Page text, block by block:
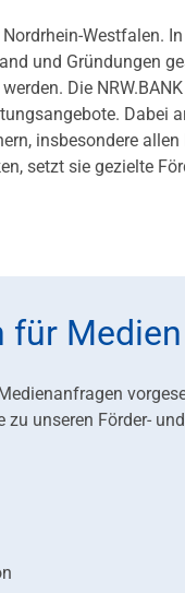
Westfalen.
und Gründungen
Die
Dabei
insbesondere
setzt sie gezielte
für Medien
zu unseren Förder-